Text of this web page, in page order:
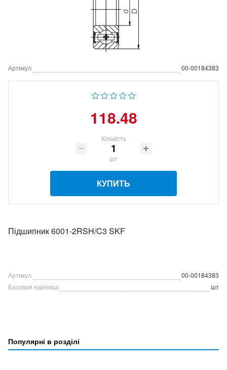
Артикул 00-00184383
118.48
Кількість
шт
КУПИТЬ
Підшипник 6001-2RSH/C3 SKF
Артикул
00-00184383
Базовая единица
шт
Популярні в розділі